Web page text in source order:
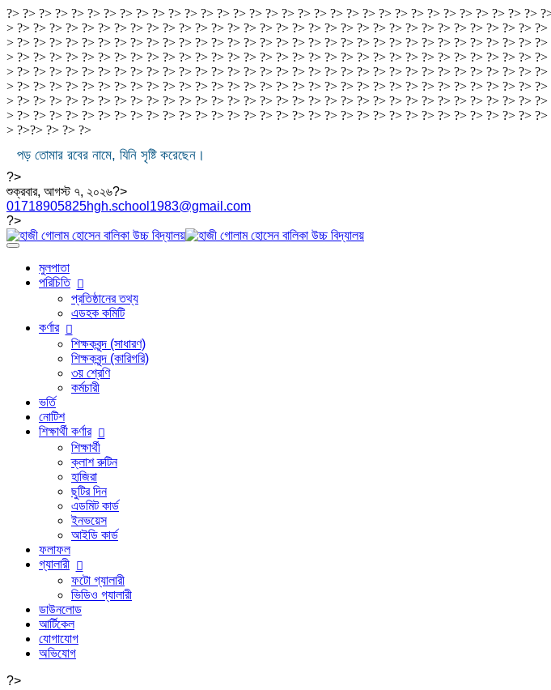
?> ?> ?> ?> ?> ?> ?> ?> ?> ?> ?> ?> ?> ?> ?> ?> ?> ?> ?> ?> ?> ?> ?> ?> ?> ?> ?> ?> ?> ?> ?> ?>
> ?> ?> ?> ?> ?> ?> ?> ?> ?> ?> ?> ?> ?> ?> ?> ?> ?> ?> ?> ?> ?> ?> ?> ?> ?> ?> ?> ?> ?> ?> ?> ?>
> ?> ?> ?> ?> ?> ?> ?> ?> ?> ?> ?> ?> ?> ?> ?> ?> ?> ?> ?> ?> ?> ?> ?> ?> ?> ?> ?> ?> ?> ?> ?> ?>
> ?> ?> ?> ?> ?> ?> ?> ?> ?> ?> ?> ?> ?> ?> ?> ?> ?> ?> ?> ?> ?> ?> ?> ?> ?> ?> ?> ?> ?> ?> ?> ?>
> ?> ?> ?> ?> ?> ?> ?> ?> ?> ?> ?> ?> ?> ?> ?> ?> ?> ?> ?> ?> ?> ?> ?> ?> ?> ?> ?> ?> ?> ?> ?> ?>
> ?> ?> ?> ?> ?> ?> ?> ?> ?> ?> ?> ?> ?> ?> ?> ?> ?> ?> ?> ?> ?> ?> ?> ?> ?> ?> ?> ?> ?> ?> ?> ?>
> ?> ?> ?> ?> ?> ?> ?> ?> ?> ?> ?> ?> ?> ?> ?> ?> ?> ?> ?> ?> ?> ?> ?> ?> ?> ?> ?> ?> ?> ?> ?> ?>
> ?> ?> ?> ?> ?> ?> ?> ?> ?> ?> ?> ?> ?> ?> ?> ?> ?> ?> ?> ?> ?> ?> ?> ?> ?> ?> ?> ?> ?> ?> ?> ?>
> ?>?> ?> ?> ?>
পড় তোমার রবের নামে, যিনি সৃষ্টি করেছেন।
?>
শুক্রবার, আগস্ট ৭, ২০২৬?>
01718905825hgh.school1983@gmail.com
?>
মুলপাতা
পরিচিতি
প্রতিষ্ঠানের তথ্য
এডহক কমিটি
কর্ণার
শিক্ষকবৃন্দ (সাধারণ)
শিক্ষকবৃন্দ (কারিগরি)
৩য় শ্রেণি
কর্মচারী
ভর্তি
নোটিশ
শিক্ষার্থী কর্ণার
শিক্ষার্থী
ক্লাশ রুটিন
হাজিরা
ছুটির দিন
এডমিট কার্ড
ইনভয়েস
আইডি কার্ড
ফলাফল
গ্যালারী
ফটো গ্যালারী
ভিডিও গ্যালারী
ডাউনলোড
আর্টিকেল
যোগাযোগ
অভিযোগ
?>